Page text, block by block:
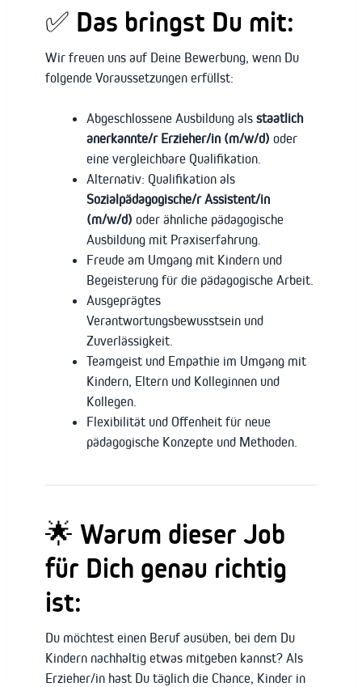
✅ Das bringst Du mit:
Wir freuen uns auf Deine Bewerbung, wenn Du
folgende Voraussetzungen erfüllst:
Abgeschlossene Ausbildung als staatlich
anerkannte/r Erzieher/in (m/w/d) oder
eine vergleichbare Qualifikation.
Alternativ: Qualifikation als
Sozialpädagogische/r Assistent/in
(m/w/d) oder ähnliche pädagogische
Ausbildung mit Praxiserfahrung.
Freude am Umgang mit Kindern und
Begeisterung für die pädagogische Arbeit.
Ausgeprägtes
Verantwortungsbewusstsein und
Zuverlässigkeit.
Teamgeist und Empathie im Umgang mit
Kindern, Eltern und Kolleginnen und
Kollegen.
Flexibilität und Offenheit für neue
pädagogische Konzepte und Methoden.
🌟 Warum dieser Job
für Dich genau richtig
ist:
Du möchtest einen Beruf ausüben, bei dem Du
Kindern nachhaltig etwas mitgeben kannst? Als
Erzieher/in hast Du täglich die Chance, Kinder in